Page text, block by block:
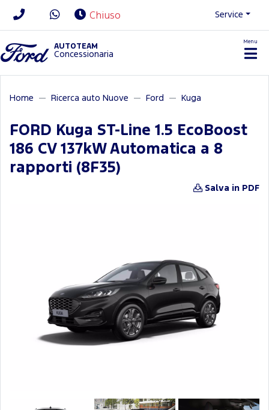
Chiuso Service
AUTOTEAM
Concessionaria
Menu
Home Ricerca auto Nuove Ford Kuga
FORD Kuga ST-Line 1.5 EcoBoost
186 CV 137kW Automatica a 8
rapporti (8F35)
Salva in PDF